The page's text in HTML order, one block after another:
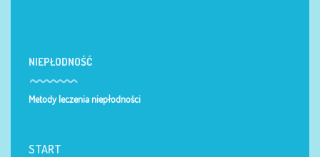
NIEPŁODNOŚĆ
Metody leczenia niepłodności
START